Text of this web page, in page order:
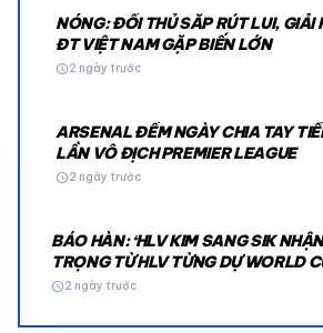
NÓNG: ĐỐI THỦ SẮP RÚT LUI, GIẢI
ĐT VIỆT NAM GẶP BIẾN LỚN
schedule2 ngày trước
ARSENAL ĐẾM NGÀY CHIA TAY
LẦN VÔ ĐỊCH PREMIER LEAGUE
schedule2 ngày trước
BÁO HÀN: ‘HLV KIM SANG SIK
TRỌNG TỪ HLV TỪNG DỰ WORLD
schedule2 ngày trước